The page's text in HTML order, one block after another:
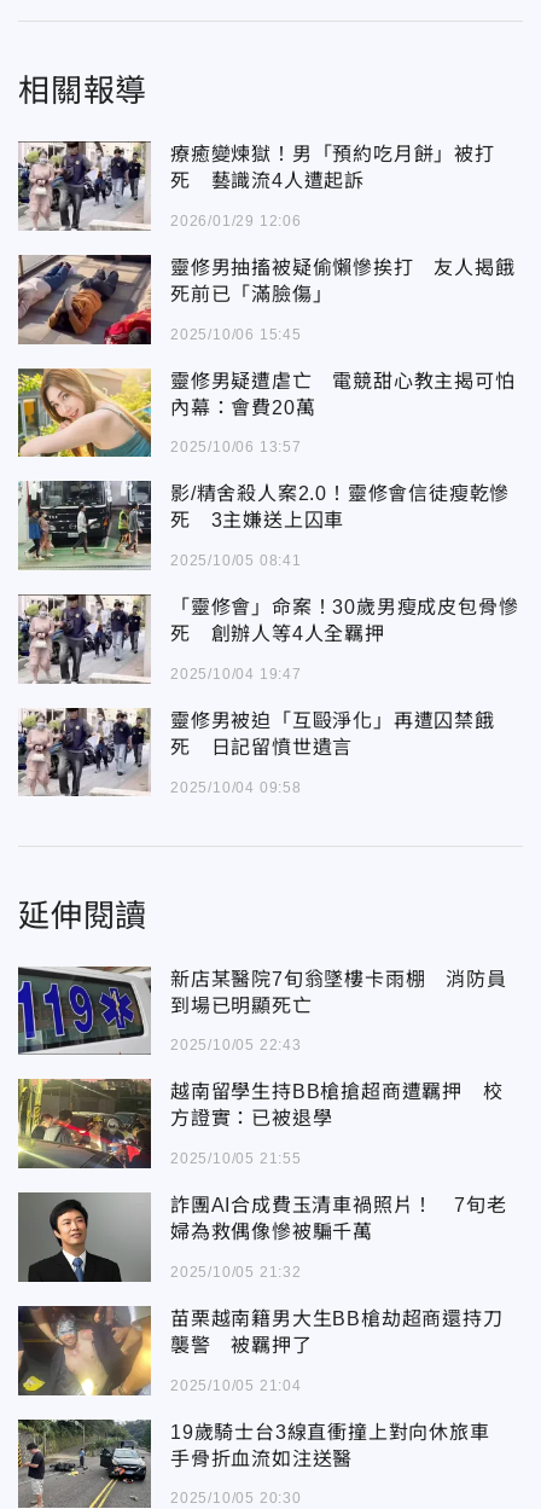
相關報導
療癒變煉獄！男「預約吃月餅」被打
死 藝識流4人遭起訴
2026/01/29 12:06
靈修男抽搐被疑偷懶慘挨打 友人揭餓
死前已「滿臉傷」
2025/10/06 15:45
靈修男疑遭虐亡 電競甜心教主揭可怕
內幕：會費20萬
2025/10/06 13:57
影/精舍殺人案2.0！靈修會信徒瘦乾慘
死 3主嫌送上囚車
2025/10/05 08:41
「靈修會」命案！30歲男瘦成皮包骨慘
死 創辦人等4人全羈押
2025/10/04 19:47
靈修男被迫「互毆淨化」再遭囚禁餓
死 日記留憤世遺言
2025/10/04 09:58
延伸閱讀
新店某醫院7旬翁墜樓卡雨棚 消防員
到場已明顯死亡
2025/10/05 22:43
越南留學生持BB槍搶超商遭羈押 校
方證實：已被退學
2025/10/05 21:55
詐團AI合成費玉清車禍照片！ 7旬老
婦為救偶像慘被騙千萬
2025/10/05 21:32
苗栗越南籍男大生BB槍劫超商還持刀
襲警 被羈押了
2025/10/05 21:04
19歲騎士台3線直衝撞上對向休旅車
手骨折血流如注送醫
2025/10/05 20:30